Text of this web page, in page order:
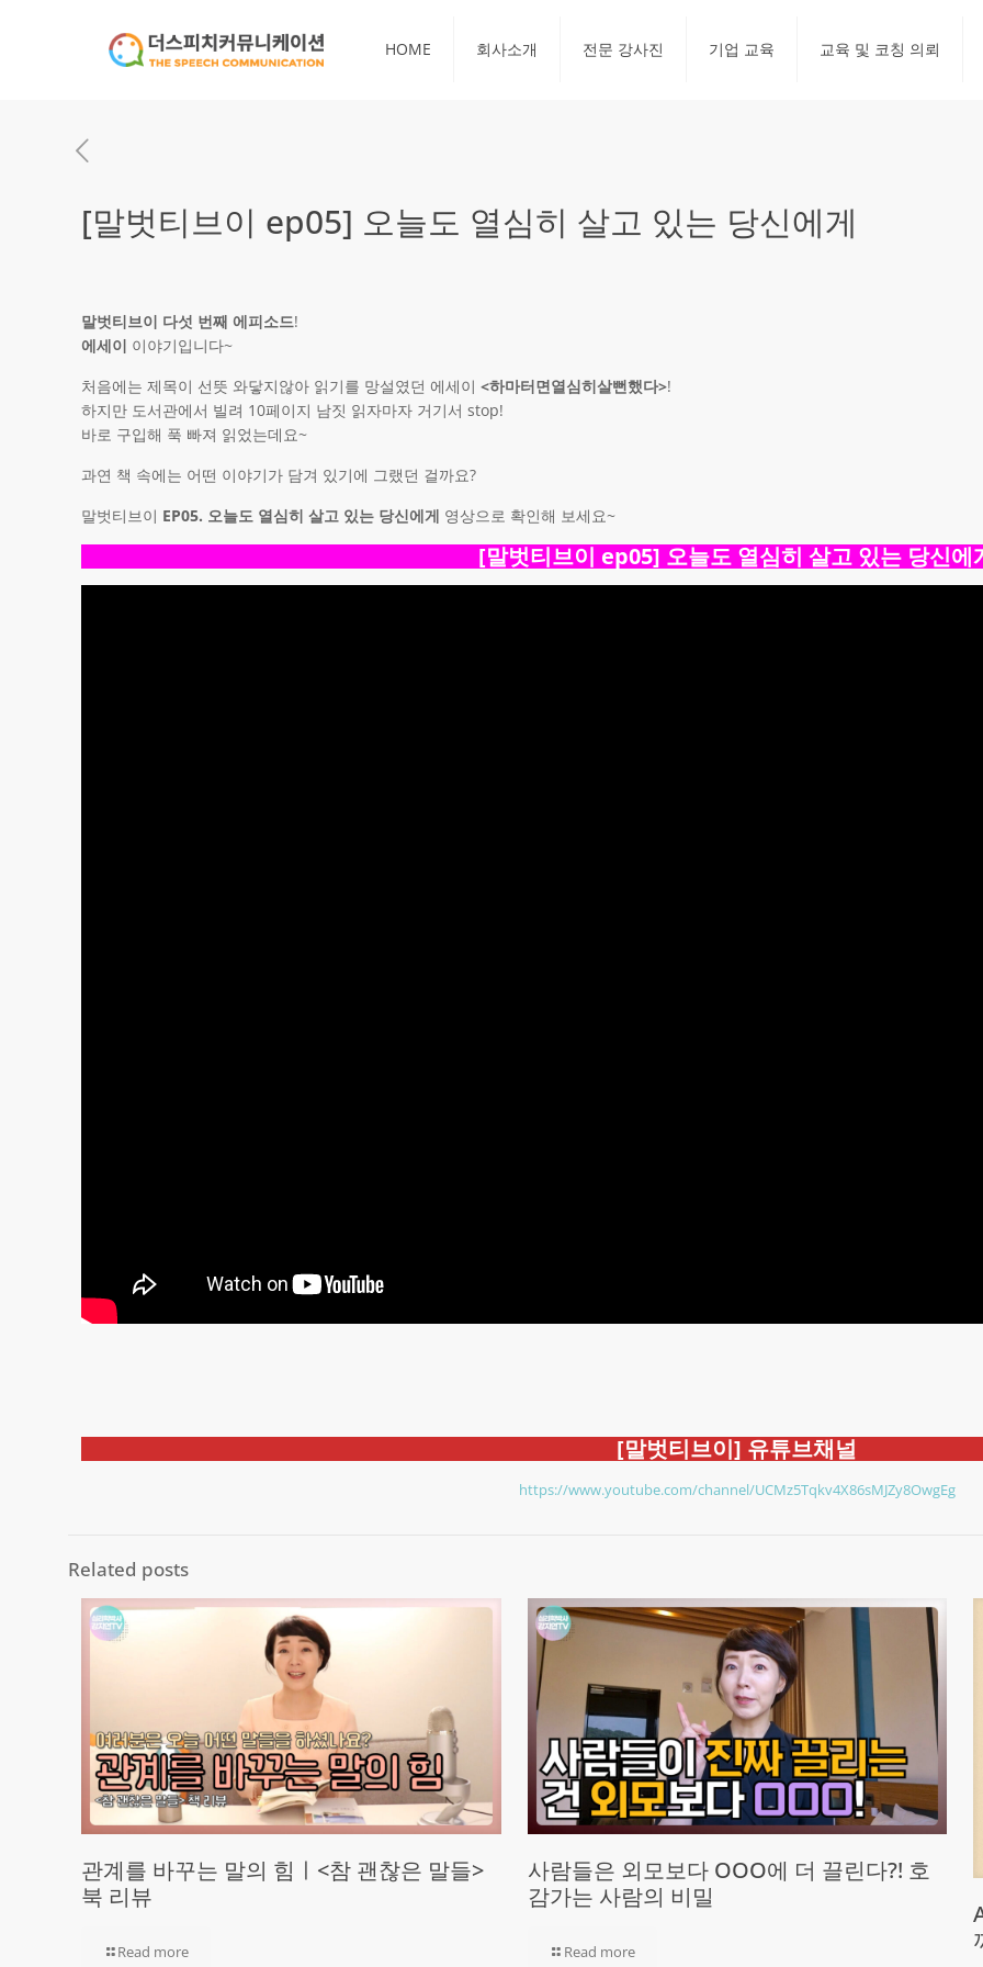
HOME 회사소개 전문 강사진 기업 교육 교육 및 코칭 의뢰
[말벗티브이 ep05] 오늘도 열심히 살고 있는 당신에게
말벗티브이 다섯 번째 에피소드!
에세이 이야기입니다~
처음에는 제목이 선뜻 와닿지않아 읽기를 망설였던 에세이<하마터면열심히살뻔했다>!
하지만 도서관에서 빌려 10페이지 남짓 읽자마자 거기서 stop!
바로 구입해 푹 빠져 읽었는데요~
과연 책 속에는 어떤 이야기가 담겨 있기에 그랬던 걸까요?
말벗티브이 EP05. 오늘도 열심히 살고 있는 당신에게 영상으로 확인해 보세요~
[말벗티브이 ep05] 오늘도 열심히 살고 있는 당신에
[말벗티브이] 유튜브채널
https://www.youtube.com/channel/UCMz5Tqkv4X86sMJZy8OwgEg
Related posts
관계를 바꾸는 말의 힘ㅣ<참 괜찮은 말들>
북 리뷰
Read more
사람들은 외모보다 OOO에 더 끌린다?! 호
감가는 사람의 비밀
Read more